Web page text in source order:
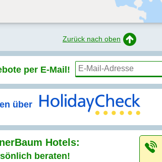
Zurück nach oben
per E-Mail!
über
Hotels:
beraten!